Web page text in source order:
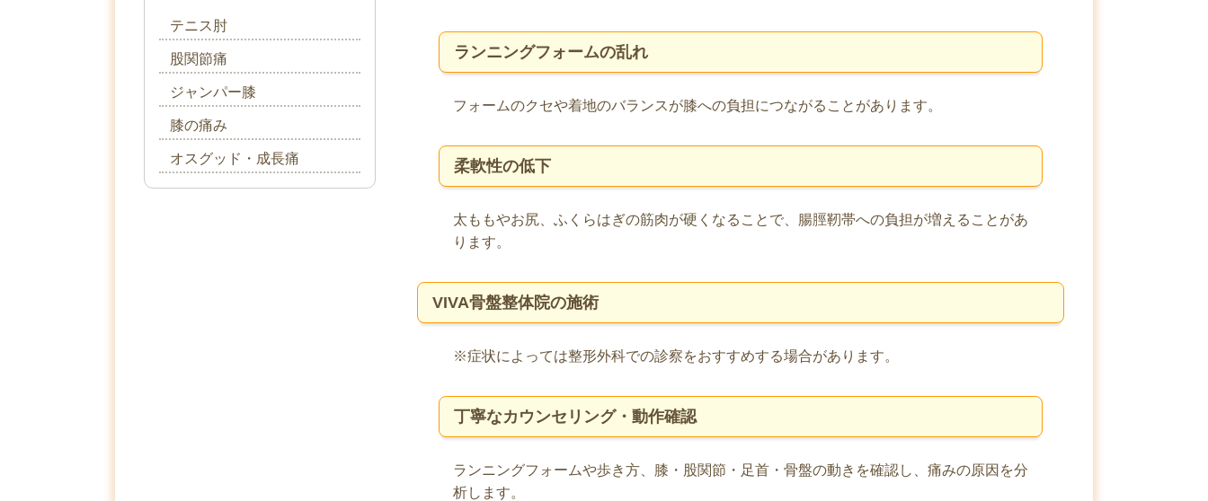
ランニングフォームの乱れ
フォームのクセや着地のバランスが膝への負担につながることがあります。
柔軟性の低下
太ももやお尻、ふくらはぎの筋肉が硬くなることで、腸脛靭帯への負担が増えることがあ
ります。
VIVA骨盤整体院の施術
※症状によっては整形外科での診察をおすすめする場合があります。
丁寧なカウンセリング・動作確認
ランニングフォームや歩き方、膝・股関節・足首・骨盤の動きを確認し、痛みの原因を分
析します。
テニス肘
股関節痛
ジャンパー膝
膝の痛み
オスグッド・成長痛